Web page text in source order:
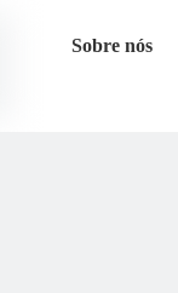
Sobre nós